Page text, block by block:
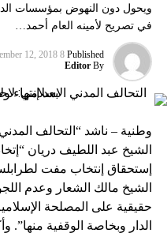
ويحول دون النهوض بمؤسسات
في تصريح لأمينه العام أحمد…
Published
8 years ago
12, 2018
By
Editor
وطنية – ناشد “التحالف
الشيخ عبد اللطيف دريان
إستحقاق إنتخاب مفت
الشيخ مالك الشعار وعدم
حقيقية على المصلحة
الدار وبخاصة الوقفية منها”.